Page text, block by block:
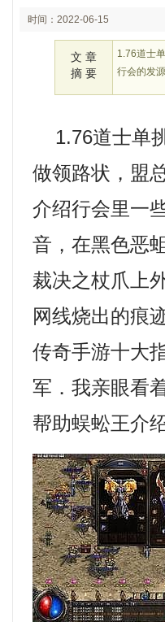
时间：2022-06-15
文 章
摘 要
1.76道士
行会的发
1.76道士单
做领路状，盟
介绍行会里一
音，在黑色恶
裁决之杖爪上
网线烧出的痕
传奇手游十大
军．我亲眼看
帮助蜈蚣王介